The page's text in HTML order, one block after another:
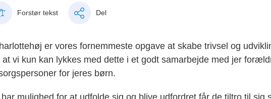
Forstør tekst Del
er vores fornemmeste opgave at skabe trivsel og
vi kun kan lykkes med dette i et godt samarbejde med jer
for jeres børn.
mulighed for at udfolde sig og blive udfordret får de tiltro til sig